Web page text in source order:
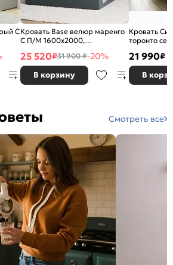
СКровать Base велюр маренго
С П/М 1600x2000,
без изголовья
25 520₽31 900 ₽-20%
В корзину
Кровать
торонто
21 990₽
В
Смотреть все